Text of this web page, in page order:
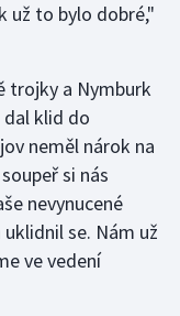
už to bylo dobré,"
trojky a Nymburk
klid do
neměl nárok na
si nás
nevynucené
se. Nám už
ve vedení